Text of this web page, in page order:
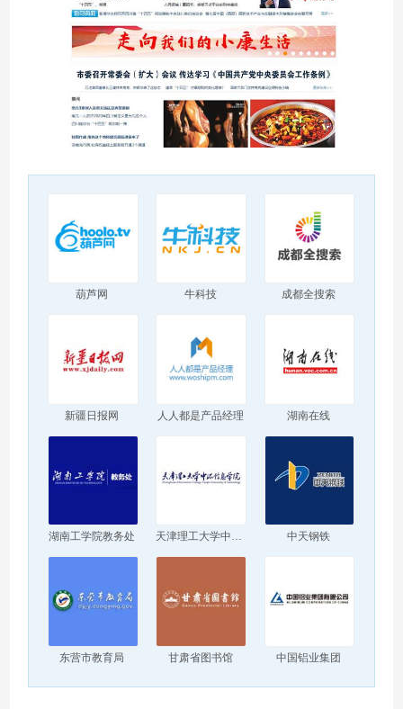
葫芦网 牛科技 成都全搜索
新疆日报网 人人都是产品经理 湖南在线
湖南工学院教务处 天津理工大学中环信息学院 中天钢铁
东营市教育局 甘肃省图书馆 中国铝业集团